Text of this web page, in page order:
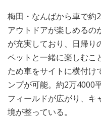
梅田・なんばから車で約
アウトドアが楽しめるの
が充実しており、日帰り
ペットと一緒に楽しむこ
ため車をサイトに横付け
ンプが可能。約2万4000
フィールドが広がり、キ
境が整っている。